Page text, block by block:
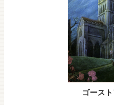
ゴース